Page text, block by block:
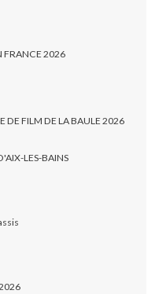
FRANCE 2026
DE FILM DE LA BAULE 2026
LES-BAINS